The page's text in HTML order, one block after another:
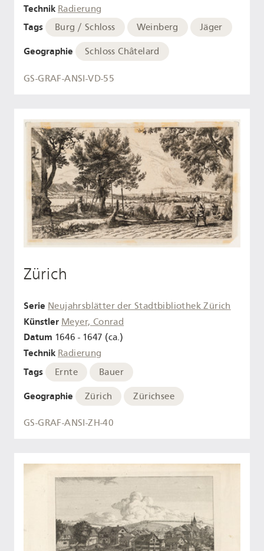
Technik Radierung
Tags Burg / Schloss Weinberg Jäger
Geographie Schloss Châtelard
GS-GRAF-ANSI-VD-55
Zürich
Serie Neujahrsblätter der Stadtbibliothek Zürich
Künstler Meyer, Conrad
Datum 1646 - 1647 (ca.)
Technik Radierung
Tags Ernte Bauer
Geographie Zürich Zürichsee
GS-GRAF-ANSI-ZH-40